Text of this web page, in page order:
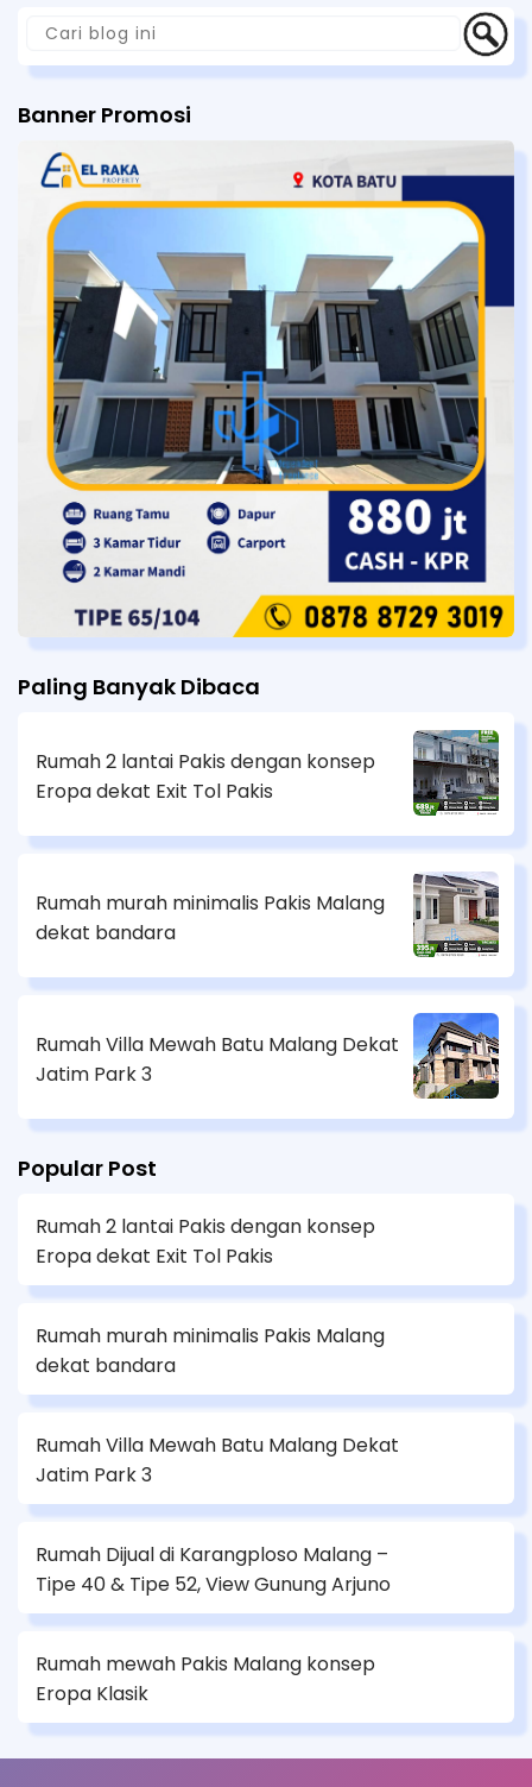
Banner Promosi
Paling Banyak Dibaca
Rumah 2 lantai Pakis dengan konsep
Eropa dekat Exit Tol Pakis
Rumah murah minimalis Pakis Malang
dekat bandara
Rumah Villa Mewah Batu Malang Dekat
Jatim Park 3
Popular Post
Rumah 2 lantai Pakis dengan konsep
Eropa dekat Exit Tol Pakis
Rumah murah minimalis Pakis Malang
dekat bandara
Rumah Villa Mewah Batu Malang Dekat
Jatim Park 3
Rumah Dijual di Karangploso Malang –
Tipe 40 & Tipe 52, View Gunung Arjuno
Rumah mewah Pakis Malang konsep
Eropa Klasik